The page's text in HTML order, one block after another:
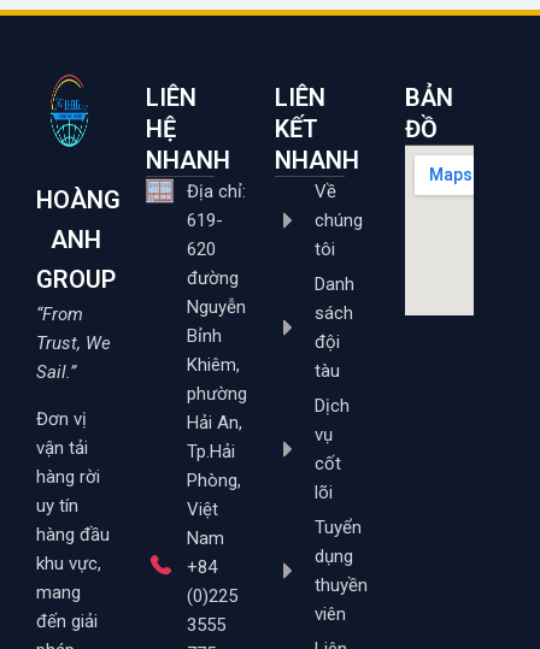
HOÀNG
ANH
GROUP
“From
Trust, We
Sail.”
Đơn vị
vận tải
hàng rời
uy tín
hàng đầu
khu vực,
mang
đến giải
LIÊN
HỆ
NHANH
Địa chỉ:
619-
620
đường
Nguyễn
Bỉnh
Khiêm,
phường
Hải An,
Tp.Hải
Phòng,
Việt
Nam
+84
(0)225
3555
LIÊN
KẾT
NHANH
Về
chúng
tôi
Danh
sách
đội
tàu
Dịch
vụ
cốt
lõi
Tuyển
dụng
thuyền
viên
BẢN
ĐỒ